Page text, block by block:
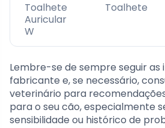
Toalhete
Auricular
W
Toalhete
Lembre-se de sempre seguir as
fabricante e, se necessário,
veterinário para
para o seu cão, especialmente
sensibilidade ou histórico de